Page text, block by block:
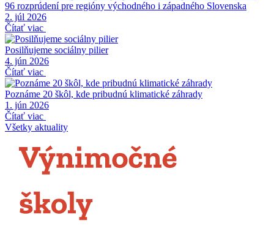
96 rozprúdení pre regióny východného i západného Slovenska
2. júl 2026
Čítať viac
Posilňujeme sociálny pilier
4. jún 2026
Čítať viac
Poznáme 20 škôl, kde pribudnú klimatické záhrady
1. jún 2026
Čítať viac
Všetky aktuality